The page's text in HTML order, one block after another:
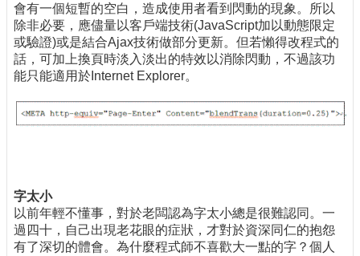
技
術
論
壇
產
業
會有一個短暫的空白，造成使用者看到閃動的現象。所以
除非必要，應儘量以客戶端技術(JavaScript加以動態限定
或驗證)或是結合Ajax技術做部分更新。但若懶得改程式的
話，可加上換頁時淡入淡出的特效以消除閃動，不過該功
能只能適用於Internet Explorer。
字太小
以前年輕不懂事，對於老闆認為字太小總是很難認同。一
過四十，自己出現老花眼的症狀，才對於資深同仁的抱怨
有了深切的體會。為什麼程式師不喜歡大一點的字？個人